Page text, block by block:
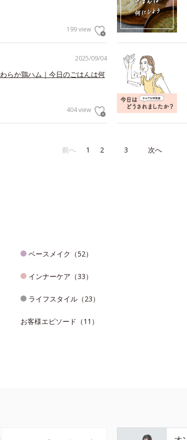
199 view
2025/09/04
らか鶏ハム｜今日のごはんは何
404 view
前へ 1 2 3 次へ
ベースメイク（52）
インナーケア（33）
ライフスタイル（23）
お客様エピソード（11）